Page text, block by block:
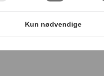
Kun nødvendige